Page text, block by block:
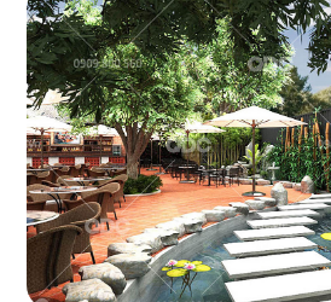
Thiết kế mang phong cách của
đẹp và rực rỡ với các chi tiết
sáng tươi tắn cùng các hình
Chi tiết